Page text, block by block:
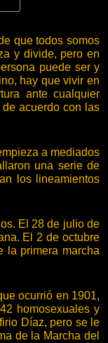
que todos somos
y divide, pero en
puede ser y
hay que vivir en
ante cualquier
acuerdo con las
a mediados
una serie de
los lineamientos
El 28 de julio de
El 2 de octubre
la primera marcha
ocurrió en 1901,
homosexuales y
Díaz, pero se le
de la Marcha del